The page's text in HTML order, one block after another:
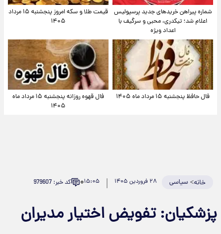
شماره پیراهن خریدهای جدید پرسپولیس
اعلام شد؛ تیکدری، محبی و سرگیف با
اعداد ویژه
قیمت طلا و سکه امروز پنجشنبه ۱۵ مرداد
۱۴۰۵
فال حافظ پنجشنبه ۱۵ مرداد ماه ۱۴۰۵
فال قهوه روزانه پنجشنبه ۱۵ مرداد ماه
۱۴۰۵
خانه>سیاسی ۲۸ فروردین ۱۴۰۵ ۱۵:۰۵۰ کد خبر: 979607
پزشکیان: تفویض اختیار مدیران